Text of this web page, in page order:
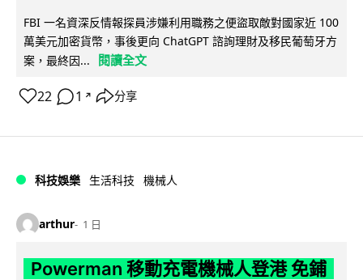
FBI 一名資深反情報探員涉嫌利用職務之便盜取敵對國家近 100
萬美元加密貨幣，事後更向 ChatGPT 諮詢理財及移民葡萄牙方
案，最終因...
閱讀全文
22 1 ↗ 分享
科技娛樂 生活科技 機械人
arthur 1 日
Powerman 移動充電機械人登港 免鋪